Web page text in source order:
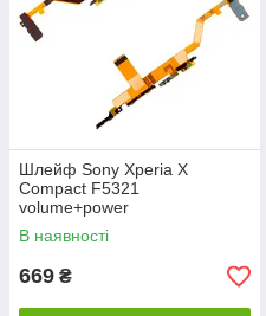
Шлейф Sony Xperia X
Compact F5321
volume+power
В наявності
669 ₴